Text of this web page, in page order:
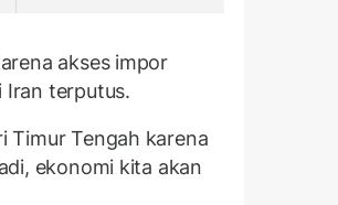
akses impor
Iran terputus.
Timur Tengah karena
ekonomi kita akan